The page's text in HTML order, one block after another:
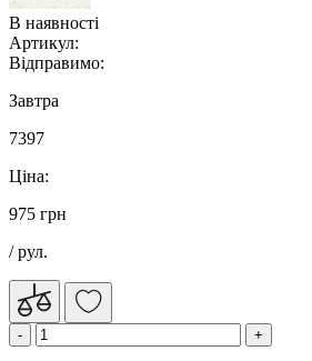
В наявності
Артикул:
Відправимо:
Завтра
7397
Ціна:
975 грн
/ рул.